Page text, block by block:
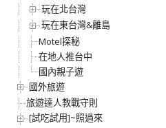
玩在北台灣
玩在東台灣&離島
Motel探秘
在地人推台中
國內親子遊
國外旅遊
旅遊達人教戰守則
[試吃試用]~照過來